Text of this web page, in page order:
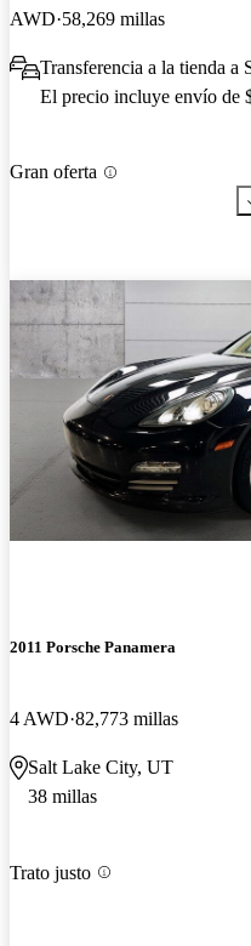
AWD 58,269 millas
Transferencia a la tienda a
El precio incluye envío de
Gran oferta
2011 Porsche Panamera
4 AWD 82,773 millas
Salt Lake City, UT
38 millas
Trato justo